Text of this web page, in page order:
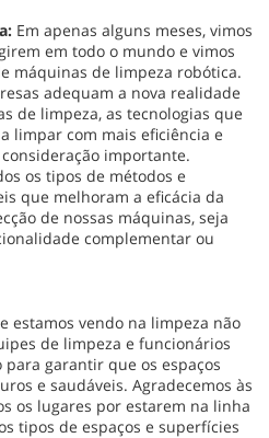
Em apenas alguns meses, vimos
em todo o mundo e vimos
máquinas de limpeza robótica.
adequam a nova realidade
de limpeza, as tecnologias que
limpar com mais eficiência e
importante.
os tipos de métodos e
que melhoram a eficácia da
de nossas máquinas, seja
complementar ou
estamos vendo na limpeza não
de limpeza e funcionários
garantir que os espaços
e saudáveis. Agradecemos às
os lugares por estarem na linha
tipos de espaços e superfícies